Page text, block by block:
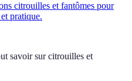
citrouilles et fantômes pour
pratique.
savoir sur citrouilles et